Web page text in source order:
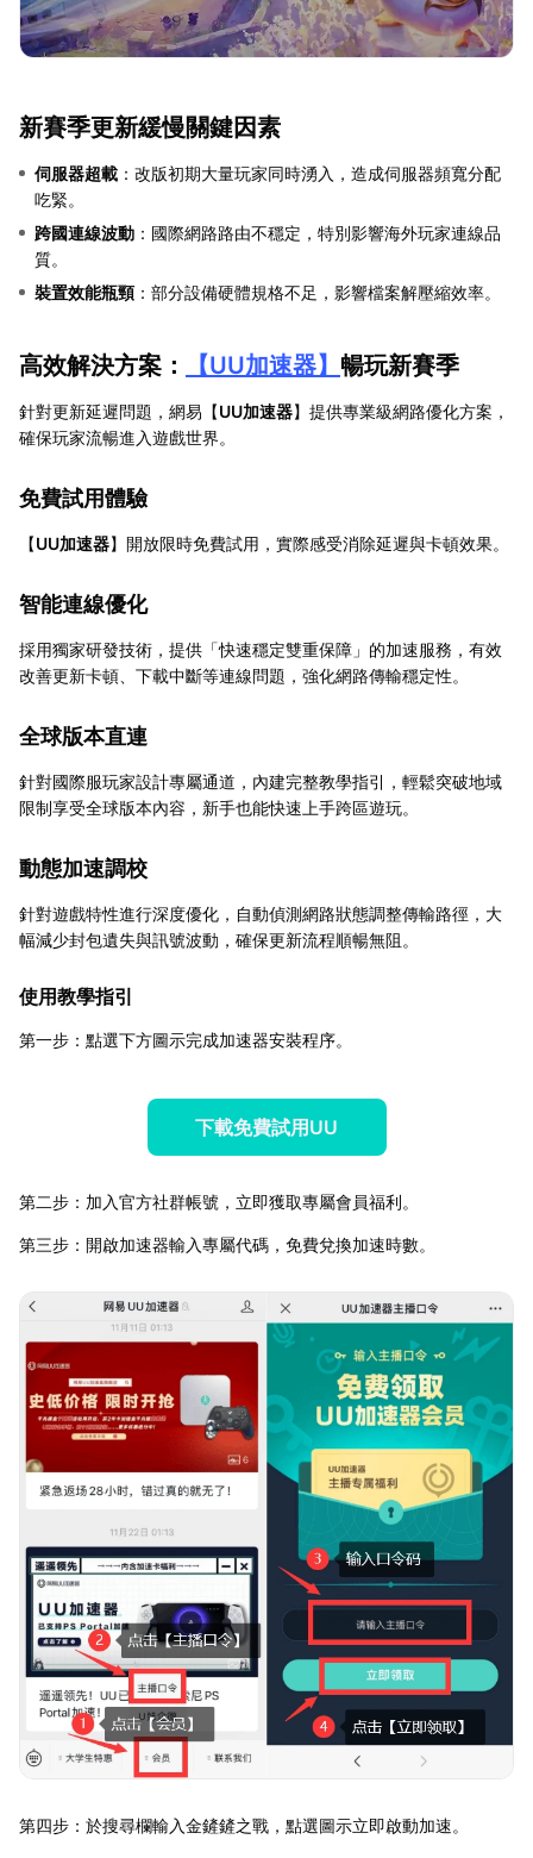
新賽季更新緩慢關鍵因素
伺服器超載 ：改版初期大量玩家同時湧入，造成伺服器頻寬分配
吃緊。
跨國連線波動 ：國際網路路由不穩定，特別影響海外玩家連線品
質。
裝置效能瓶頸 ：部分設備硬體規格不足，影響檔案解壓縮效率。
高效解決方案： 【UU加速器】 暢玩新賽季
針對更新延遲問題，網易【UU加速器】提供專業級網路優化方案，
確保玩家流暢進入遊戲世界。
免費試用體驗
【UU加速器】開放限時免費試用，實際感受消除延遲與卡頓效果。
智能連線優化
採用獨家研發技術，提供「快速穩定雙重保障」的加速服務，有效
改善更新卡頓、下載中斷等連線問題，強化網路傳輸穩定性。
全球版本直連
針對國際服玩家設計專屬通道，內建完整教學指引，輕鬆突破地域
限制享受全球版本內容，新手也能快速上手跨區遊玩。
動態加速調校
針對遊戲特性進行深度優化，自動偵測網路狀態調整傳輸路徑，大
幅減少封包遺失與訊號波動，確保更新流程順暢無阻。
使用教學指引
第一步：點選下方圖示完成加速器安裝程序。
下載免費試用UU
第二步：加入官方社群帳號，立即獲取專屬會員福利。
第三步：開啟加速器輸入專屬代碼，免費兌換加速時數。
第四步：於搜尋欄輸入金鏟鏟之戰，點選圖示立即啟動加速。